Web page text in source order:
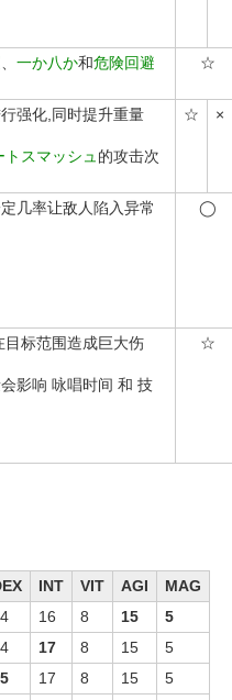
一か八か和危険回避
☆
强化,同时提升重量
トスマッシュ 的攻击次
☆ ×
几率让敌人陷入异常
◯
目标范围造成巨大伤
影响 咏唱时间 和 技
☆
INT VIT AGI
MAG
16 8 15
5
17 8 15
5
17 8 15
5